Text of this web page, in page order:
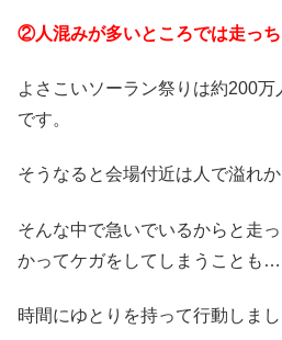
②人混みが多いところでは走っち
よさこいソーラン祭りは約200万
です。
そうなると会場付近は人で溢れか
そんな中で急いでいるからと走
かってケガをしてしまうことも…
時間にゆとりを持って行動しまし